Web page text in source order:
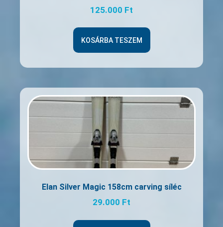
125.000 Ft
KOSÁRBA TESZEM
Elan Silver Magic 158cm carving síléc
29.000 Ft